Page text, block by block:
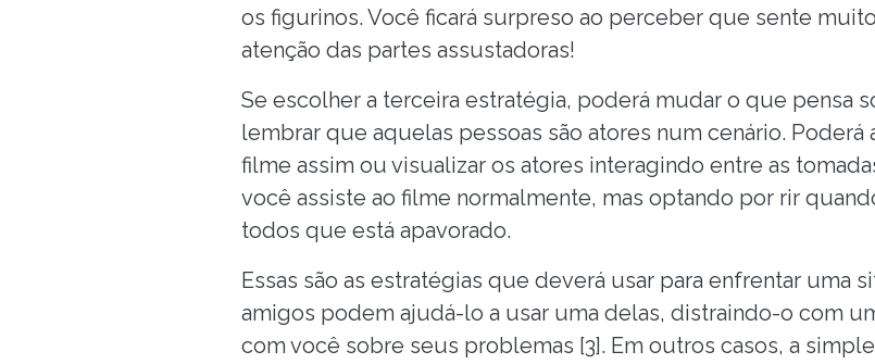
os figurinos. Você ficará surpreso ao perceber que sente
atenção das partes assustadoras!
Se escolher a terceira estratégia, poderá mudar o que pensa
lembrar que aquelas pessoas são atores num cenário.
filme assim ou visualizar os atores interagindo entre as
você assiste ao filme normalmente, mas optando por rir
todos que está apavorado.
Essas são as estratégias que deverá usar para enfrentar uma
amigos podem ajudá-lo a usar uma delas, distraindo-o com
com você sobre seus problemas [3]. Em outros casos, a